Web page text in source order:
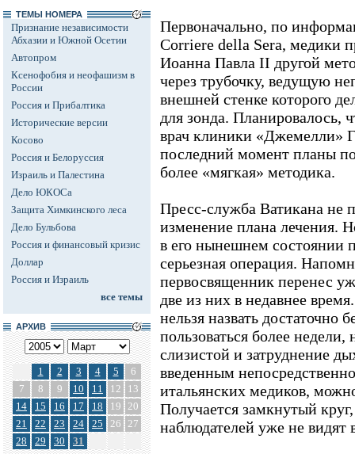
ТЕМЫ НОМЕРА
Признание независимости
Абхазии и Южной Осетии
Автопром
Ксенофобия и неофашизм в
России
Россия и Прибалтика
Исторические версии
Косово
Россия и Белоруссия
Израиль и Палестина
Дело ЮКОСа
Защита Химкинского леса
Дело Бульбова
Россия и финансовый кризис
Доллар
Россия и Израиль
все темы
АРХИВ
1 2 3 4 5
6
7
8 9 10 11 12
13
14
15 16 17 18 19 20
21
22 23 24 25 26 27
28
29 30 31
Первоначально, по
Corriere della Sera, медики
Иоанна Павла II другой
через трубочку, ведущую
внешней стенке которого
для зонда. Планировалось,
врач клиники «Джемелли»
последний момент планы
более «мягкая» методика.
Пресс-служба Ватикана не
изменение плана лечения.
в его нынешнем состоянии
серьезная операция.
первосвященник перенес
две из них в недавнее
нельзя назвать достаточно
пользоваться более недели,
слизистой и затруднение
введенным
итальянских медиков,
Получается замкнутый
наблюдателей уже не видят